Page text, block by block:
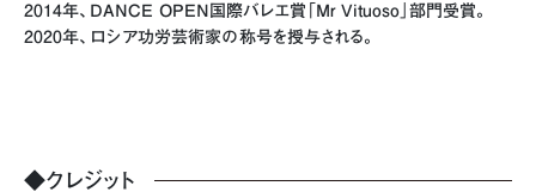
2014年、DANCE OPEN国際バレエ賞「Mr Vituoso」部門受賞。
2020年、ロシア功労芸術家の称号を授与される。
◆クレジット